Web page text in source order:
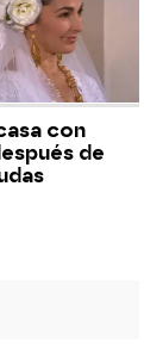
con
de